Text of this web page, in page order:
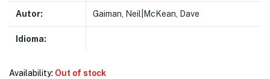
Autor: Gaiman, Neil|McKean, Dave
Idioma:
Availability: Out of stock